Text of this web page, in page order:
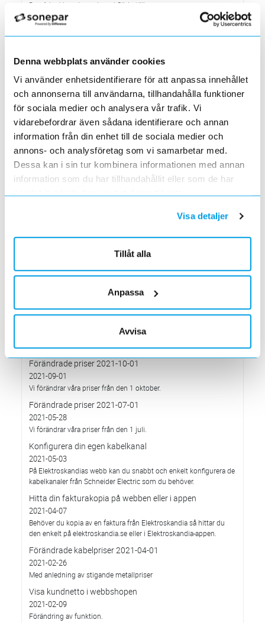
Denna webbplats använder cookies
Vi använder enhetsidentifierare för att anpassa innehållet
och annonserna till användarna, tillhandahålla funktioner
för sociala medier och analysera vår trafik. Vi
vidarebefordrar även sådana identifierare och annan
information från din enhet till de sociala medier och
annons- och analysföretag som vi samarbetar med.
Dessa kan i sin tur kombinera informationen med annan
information som du har tillhandahållit eller som de har
samlat in när du har använt deras tjänster.
Visa detaljer
Tillåt alla
Anpassa
Avvisa
Den 1 juni har vi ny adress i Södertälje
Förändrade priser 2022-06-30
2022-05-27
2022-04-01
En grundläggande certifieringsutbildning för installatörer
Förändrade priser 2022-05-01
2022-03-31
Med anledning av stigande råvarupriser.
Ecovadis ger Elektroskandia högsta betyg inom
2022-03-21
Det oberoende analysföretaget Ecovadis har tilldelat
Elektroskandia högsta möjliga betyg, Platina, för företagets
Förändrade priser 2022-04-01
2022-03-01
Prisavisering per den 4:e januari 2022
2021-12-03
Elektroskandia Sverige AB prisbilden och presenterar ny gällande
prislista från 2022-01-04.
Förändrade priser 2021-10-01
2021-09-01
Vi förändrar våra priser från den 1 oktober.
Förändrade priser 2021-07-01
2021-05-28
Vi förändrar våra priser från den 1 juli.
Konfigurera din egen kabelkanal
2021-05-03
På Elektroskandias webb kan du snabbt och enkelt konfigurera de
kabelkanaler från Schneider Electric som du behöver.
Hitta din fakturakopia på webben eller i appen
2021-04-07
Behöver du kopia av en faktura från Elektroskandia så hittar du
den enkelt på elektroskandia.se eller i Elektro­skandia-appen.
Förändrade kabelpriser 2021-04-01
2021-02-26
Med anledning av stigande metallpriser
Visa kundnetto i webbshopen
2021-02-09
Förändring av funktion.